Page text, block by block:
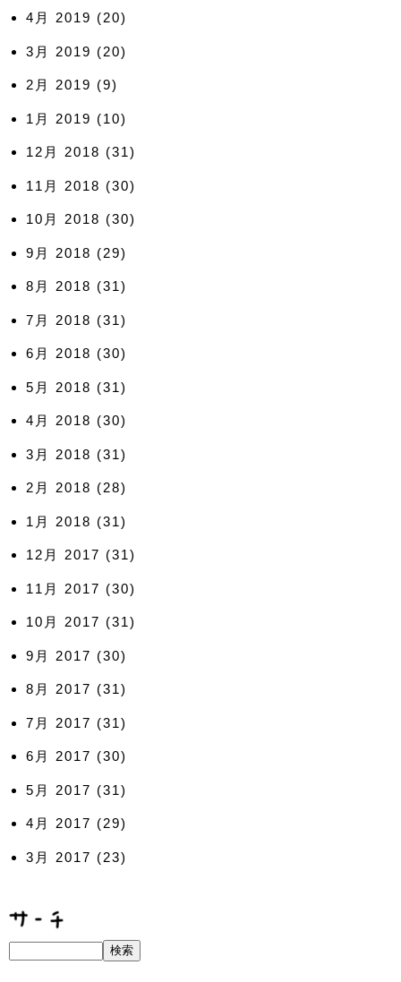
4月 2019 (20)
3月 2019 (20)
2月 2019 (9)
1月 2019 (10)
12月 2018 (31)
11月 2018 (30)
10月 2018 (30)
9月 2018 (29)
8月 2018 (31)
7月 2018 (31)
6月 2018 (30)
5月 2018 (31)
4月 2018 (30)
3月 2018 (31)
2月 2018 (28)
1月 2018 (31)
12月 2017 (31)
11月 2017 (30)
10月 2017 (31)
9月 2017 (30)
8月 2017 (31)
7月 2017 (31)
6月 2017 (30)
5月 2017 (31)
4月 2017 (29)
3月 2017 (23)